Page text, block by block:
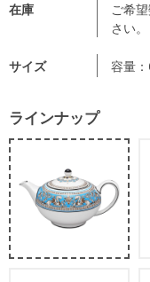
在庫
ご希
さい。
サイズ 容量
ラインナップ